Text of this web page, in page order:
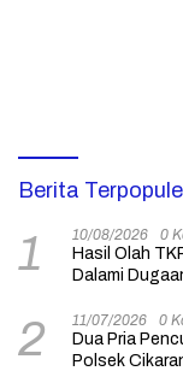
Berita
1 10/08/2026 0
Hasil Olah
Dalami
2 11/07/2026 0
Dua Pria
Polsek